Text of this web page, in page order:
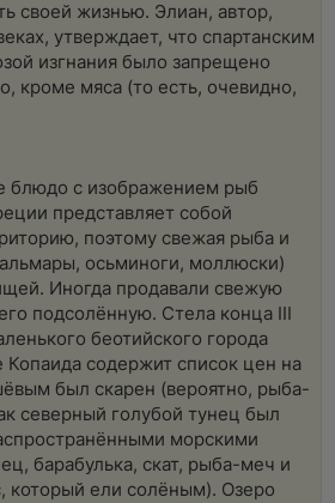
своей жизнью. Элиан, автор,
утверждает, что спартанским
изгнания было запрещено
кроме мяса (то есть, очевидно,
блюдо с изображением рыб
представляет собой
поэтому свежая рыба и
осьминоги, моллюски)
Иногда продавали свежую
подсолённую. Стела конца III
беотийского города
Копаида содержит список цен на
был скарен (вероятно, рыба-
северный голубой тунец был
морскими
барабулька, скат, рыба-меч и
который ели солёным). Озеро